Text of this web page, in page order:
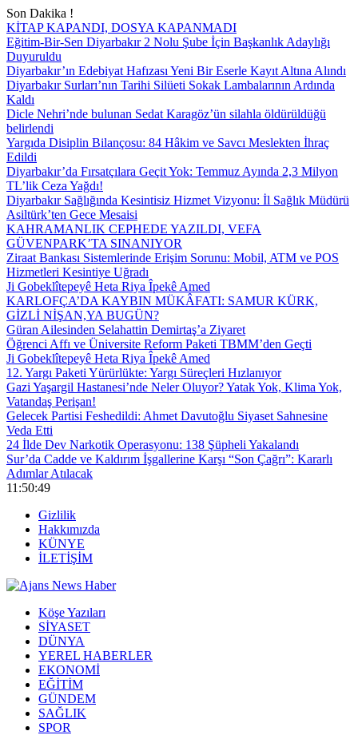
Son Dakika !
KİTAP KAPANDI, DOSYA KAPANMADI
Eğitim-Bir-Sen Diyarbakır 2 Nolu Şube İçin Başkanlık Adaylığı
Duyuruldu
Diyarbakır’ın Edebiyat Hafızası Yeni Bir Eserle Kayıt Altına Alındı
Diyarbakır Surları’nın Tarihi Silüeti Sokak Lambalarının Ardında
Kaldı
Dicle Nehri’nde bulunan Sedat Karagöz’ün silahla öldürüldüğü
belirlendi
Yargıda Disiplin Bilançosu: 84 Hâkim ve Savcı Meslekten İhraç
Edildi
Diyarbakır’da Fırsatçılara Geçit Yok: Temmuz Ayında 2,3 Milyon
TL’lik Ceza Yağdı!
Diyarbakır Sağlığında Kesintisiz Hizmet Vizyonu: İl Sağlık Müdürü
Asiltürk’ten Gece Mesaisi
KAHRAMANLIK CEPHEDE YAZILDI, VEFA
GÜVENPARK’TA SINANIYOR
Ziraat Bankası Sistemlerinde Erişim Sorunu: Mobil, ATM ve POS
Hizmetleri Kesintiye Uğradı
Ji Gobeklîtepeyê Heta Riya Îpekê Amed
KARLOFÇA’DA KAYBIN MÜKÂFATI: SAMUR KÜRK,
GİZLİ NİŞAN,YA BUGÜN?
Güran Ailesinden Selahattin Demirtaş’a Ziyaret
Öğrenci Affı ve Üniversite Reform Paketi TBMM’den Geçti
Ji Gobeklîtepeyê Heta Riya Îpekê Amed
12. Yargı Paketi Yürürlükte: Yargı Süreçleri Hızlanıyor
Gazi Yaşargil Hastanesi’nde Neler Oluyor? Yatak Yok, Klima Yok,
Vatandaş Perişan!
Gelecek Partisi Feshedildi: Ahmet Davutoğlu Siyaset Sahnesine
Veda Etti
24 İlde Dev Narkotik Operasyonu: 138 Şüpheli Yakalandı
Sur’da Cadde ve Kaldırım İşgallerine Karşı “Son Çağrı”: Kararlı
Adımlar Atılacak
11:50:50
Gizlilik
Hakkımızda
KÜNYE
İLETİŞİM
Köşe Yazıları
SİYASET
DÜNYA
YEREL HABERLER
EKONOMİ
EĞİTİM
GÜNDEM
SAĞLIK
SPOR